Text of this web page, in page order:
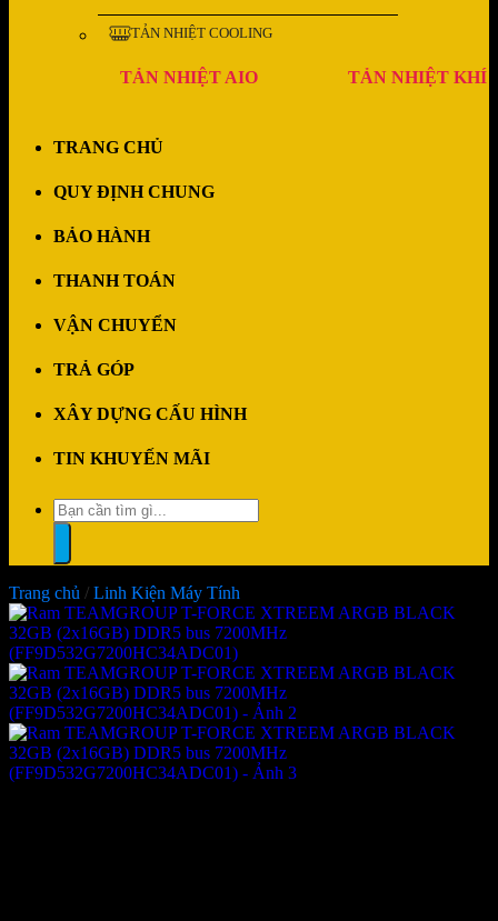
TẢN NHIỆT COOLING
TẢN NHIỆT AIO TẢN NHIỆT KHÍ
TRANG CHỦ
QUY ĐỊNH CHUNG
BẢO HÀNH
THANH TOÁN
VẬN CHUYỂN
TRẢ GÓP
XÂY DỰNG CẤU HÌNH
TIN KHUYẾN MÃI
Tìm
kiếm:
Trang chủ / Linh Kiện Máy Tính